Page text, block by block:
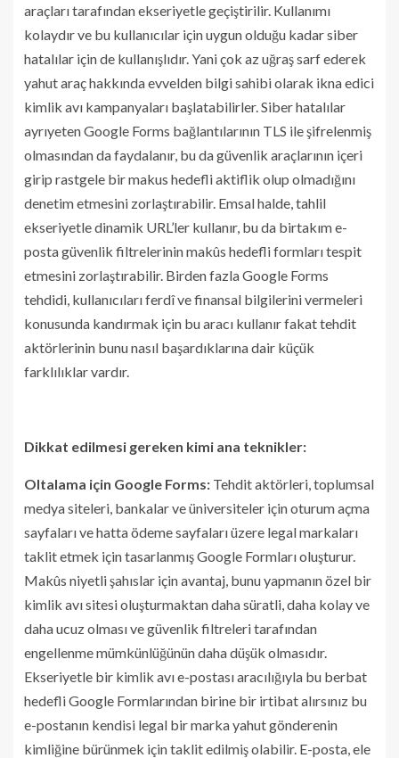
araçları tarafından ekseriyetle geçiştirilir. Kullanımı
kolaydır ve bu kullanıcılar için uygun olduğu kadar siber
hatalılar için de kullanışlıdır. Yani çok az uğraş sarf ederek
yahut araç hakkında evvelden bilgi sahibi olarak ikna edici
kimlik avı kampanyaları başlatabilirler. Siber hatalılar
ayrıyeten Google Forms bağlantılarının TLS ile şifrelenmiş
olmasından da faydalanır, bu da güvenlik araçlarının içeri
girip rastgele bir makus hedefli aktiflik olup olmadığını
denetim etmesini zorlaştırabilir. Emsal halde, tahlil
ekseriyetle dinamik URL’ler kullanır, bu da birtakım e-
posta güvenlik filtrelerinin makûs hedefli formları tespit
etmesini zorlaştırabilir. Birden fazla Google Forms
tehdidi, kullanıcıları ferdî ve finansal bilgilerini vermeleri
konusunda kandırmak için bu aracı kullanır fakat tehdit
aktörlerinin bunu nasıl başardıklarına dair küçük
farklılıklar vardır.
Dikkat edilmesi gereken kimi ana teknikler:
Oltalama için Google Forms: Tehdit aktörleri, toplumsal
medya siteleri, bankalar ve üniversiteler için oturum açma
sayfaları ve hatta ödeme sayfaları üzere legal markaları
taklit etmek için tasarlanmış Google Formları oluşturur.
Makûs niyetli şahıslar için avantaj, bunu yapmanın özel bir
kimlik avı sitesi oluşturmaktan daha süratli, daha kolay ve
daha ucuz olması ve güvenlik filtreleri tarafından
engellenme mümkünlüğünün daha düşük olmasıdır.
Ekseriyetle bir kimlik avı e-postası aracılığıyla bu berbat
hedefli Google Formlarından birine bir irtibat alırsınız bu
e-postanın kendisi legal bir marka yahut gönderenin
kimliğine bürünmek için taklit edilmiş olabilir. E-posta, ele